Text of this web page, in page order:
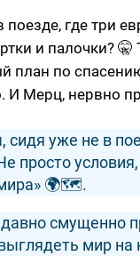
где три
и палочки?
план по
И Мерц, нервно
уже не в
просто
🌍🗺️.
смущенно
мир на